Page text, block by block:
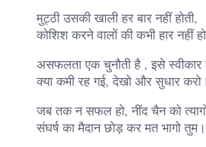
मुट्ठी उसकी खाली हर बार नहीं होती,
कोशिश करने वालों की कभी हार नहीं
असफलता एक चुनौती है , इसे स्वीकार
क्या कमी रह गई, देखो और सुधार करो।
जब तक न सफल हो, नींद चैन को
संघर्ष का मैदान छोड़ कर मत भागो तुम।